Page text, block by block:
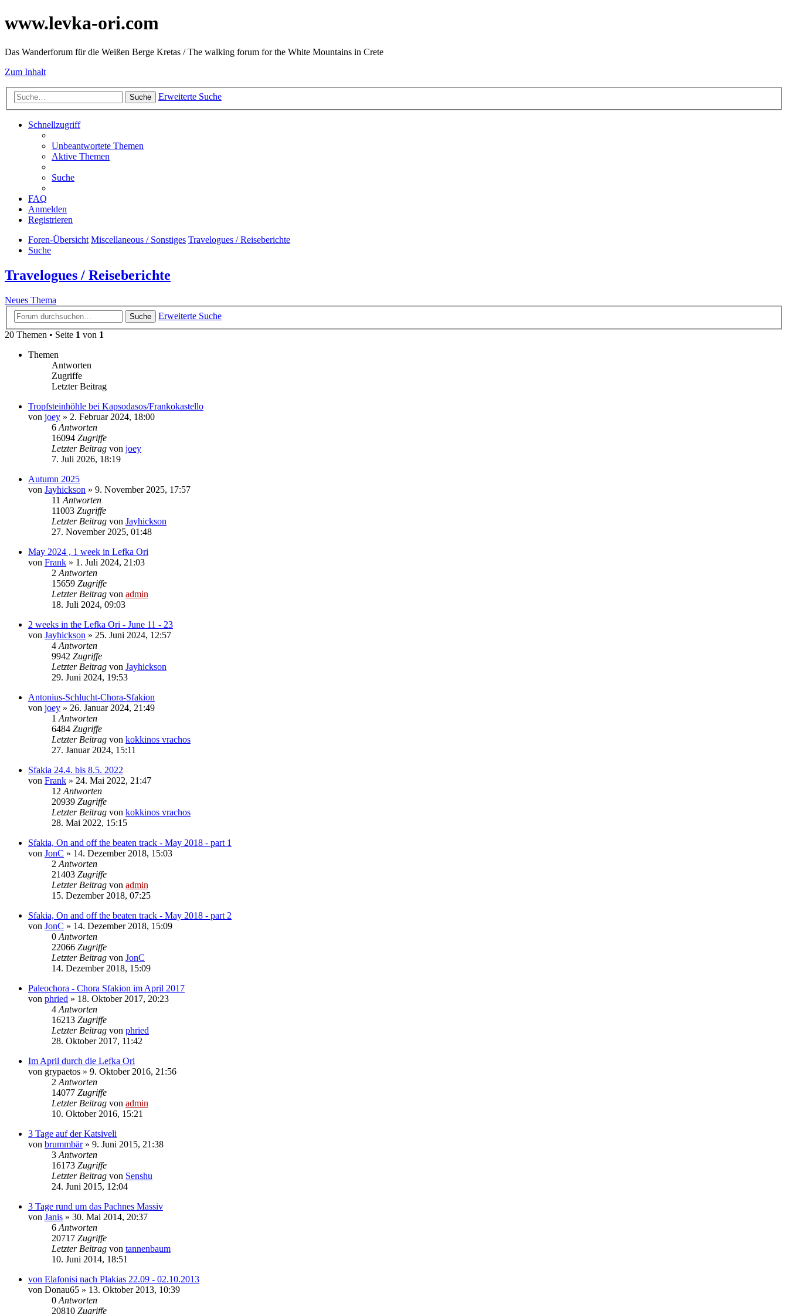
www.levka-ori.com
Das Wanderforum für die Weißen Berge Kretas / The walking forum for the White Mountains in Crete
Zum Inhalt
Suche Erweiterte Suche
Schnellzugriff
Unbeantwortete Themen
Aktive Themen
Suche
FAQ
Anmelden
Registrieren
Foren-Übersicht Miscellaneous / Sonstiges Travelogues / Reiseberichte
Suche
Travelogues / Reiseberichte
Neues Thema
Suche
Erweiterte Suche
20 Themen • Seite 1 von 1
Themen
Antworten
Zugriffe
Letzter Beitrag
Tropfsteinhöhle bei Kapsodasos/Frankokastello
von joey » 2. Februar 2024, 18:00
6 Antworten
16094 Zugriffe
Letzter Beitrag von joey
7. Juli 2026, 18:19
Autumn 2025
von Jayhickson » 9. November 2025, 17:57
11 Antworten
11003 Zugriffe
Letzter Beitrag von Jayhickson
27. November 2025, 01:48
May 2024 , 1 week in Lefka Ori
von Frank » 1. Juli 2024, 21:03
2 Antworten
15659 Zugriffe
Letzter Beitrag von admin
18. Juli 2024, 09:03
2 weeks in the Lefka Ori - June 11 - 23
von Jayhickson » 25. Juni 2024, 12:57
4 Antworten
9942 Zugriffe
Letzter Beitrag von Jayhickson
29. Juni 2024, 19:53
Antonius-Schlucht-Chora-Sfakion
von joey » 26. Januar 2024, 21:49
1 Antworten
6484 Zugriffe
Letzter Beitrag von kokkinos vrachos
27. Januar 2024, 15:11
Sfakia 24.4. bis 8.5. 2022
von Frank » 24. Mai 2022, 21:47
12 Antworten
20939 Zugriffe
Letzter Beitrag von kokkinos vrachos
28. Mai 2022, 15:15
Sfakia, On and off the beaten track - May 2018 - part 1
von JonC » 14. Dezember 2018, 15:03
2 Antworten
21403 Zugriffe
Letzter Beitrag von admin
15. Dezember 2018, 07:25
Sfakia, On and off the beaten track - May 2018 - part 2
von JonC » 14. Dezember 2018, 15:09
0 Antworten
22066 Zugriffe
Letzter Beitrag von JonC
14. Dezember 2018, 15:09
Paleochora - Chora Sfakion im April 2017
von phried » 18. Oktober 2017, 20:23
4 Antworten
16213 Zugriffe
Letzter Beitrag von phried
28. Oktober 2017, 11:42
Im April durch die Lefka Ori
von grypaetos » 9. Oktober 2016, 21:56
2 Antworten
14077 Zugriffe
Letzter Beitrag von admin
10. Oktober 2016, 15:21
3 Tage auf der Katsiveli
von brummbär» 9. Juni 2015, 21:38
3 Antworten
16173 Zugriffe
Letzter Beitrag von Senshu
24. Juni 2015, 12:04
3 Tage rund um das Pachnes Massiv
von Janis » 30. Mai 2014, 20:37
6 Antworten
20717 Zugriffe
Letzter Beitrag von tannenbaum
10. Juni 2014, 18:51
von Elafonisi nach Plakias 22.09 - 02.10.2013
von Donau65 » 13. Oktober 2013, 10:39
0 Antworten
20810 Zugriffe